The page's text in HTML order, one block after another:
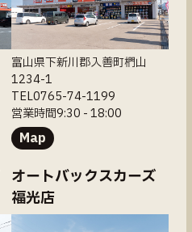
富山県下新川郡入善町椚山
1234-1
TEL0765-74-1199
営業時間9:30 - 18:00
Map
オートバックスカーズ
福光店